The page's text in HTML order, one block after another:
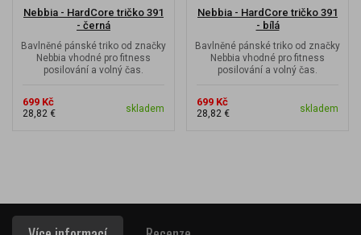
Nebbia - HardCore tričko 391
- černá
Bavlněné pánské triko od značky
Nebbia vhodné pro fitness
posilování a volný čas.
699 Kč
28,82 € skladem
Nebbia - HardCore tričko 391
- bílá
Bavlněné pánské triko od značky
Nebbia vhodné pro fitness
posilování a volný čas.
699 Kč
28,82 € skladem